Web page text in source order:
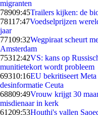
migranten
78909:45Trailers kijken: de
78117:47Voedselprijzen
jaar
77109:32Wegpiraat scheurt
Amsterdam
75312:42VS: kans op
munitietekort wordt probleem
69310:16EU bekritiseert
desinformatie Ceuta
68809:49Vrouw krijgt 30
misdienaar in kerk
61209:53Houthi's vallen